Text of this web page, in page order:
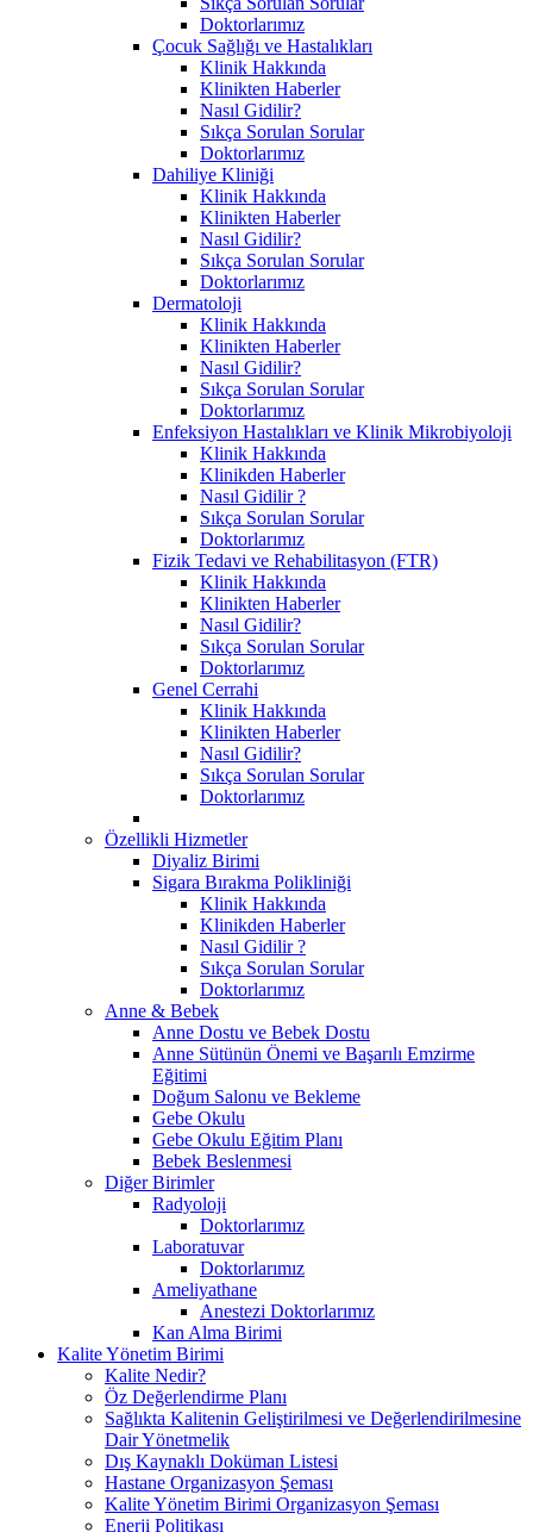
Doktorlarımız
Çocuk Sağlığı ve Hastalıkları
Klinik Hakkında
Klinikten Haberler
Nasıl Gidilir?
Sıkça Sorulan Sorular
Doktorlarımız
Dahiliye Kliniği
Klinik Hakkında
Klinikten Haberler
Nasıl Gidilir?
Sıkça Sorulan Sorular
Doktorlarımız
Dermatoloji
Klinik Hakkında
Klinikten Haberler
Nasıl Gidilir?
Sıkça Sorulan Sorular
Doktorlarımız
Enfeksiyon Hastalıkları ve Klinik Mikrobiyoloji
Klinik Hakkında
Klinikden Haberler
Nasıl Gidilir ?
Sıkça Sorulan Sorular
Doktorlarımız
Fizik Tedavi ve Rehabilitasyon (FTR)
Klinik Hakkında
Klinikten Haberler
Nasıl Gidilir?
Sıkça Sorulan Sorular
Doktorlarımız
Genel Cerrahi
Klinik Hakkında
Klinikten Haberler
Nasıl Gidilir?
Sıkça Sorulan Sorular
Doktorlarımız
Özellikli Hizmetler
Diyaliz Birimi
Sigara Bırakma Polikliniği
Klinik Hakkında
Klinikden Haberler
Nasıl Gidilir ?
Sıkça Sorulan Sorular
Doktorlarımız
Anne & Bebek
Anne Dostu ve Bebek Dostu
Anne Sütünün Önemi ve Başarılı Emzirme
Eğitimi
Doğum Salonu ve Bekleme
Gebe Okulu
Gebe Okulu Eğitim Planı
Bebek Beslenmesi
Diğer Birimler
Radyoloji
Doktorlarımız
Laboratuvar
Doktorlarımız
Ameliyathane
Anestezi Doktorlarımız
Kan Alma Birimi
Kalite Yönetim Birimi
Kalite Nedir?
Öz Değerlendirme Planı
Sağlıkta Kalitenin Geliştirilmesi ve Değerlendirilmesine
Dair Yönetmelik
Dış Kaynaklı Doküman Listesi
Hastane Organizasyon Şeması
Kalite Yönetim Birimi Organizasyon Şeması
Enerji Politikası